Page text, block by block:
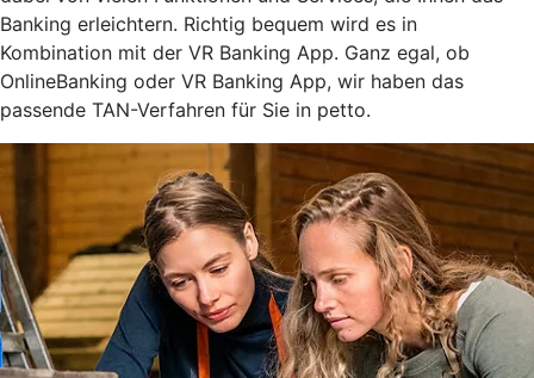
Banking erleichtern. Richtig bequem wird es in
Kombination mit der VR Banking App. Ganz egal, ob
OnlineBanking oder VR Banking App, wir haben das
passende TAN-Verfahren für Sie in petto.